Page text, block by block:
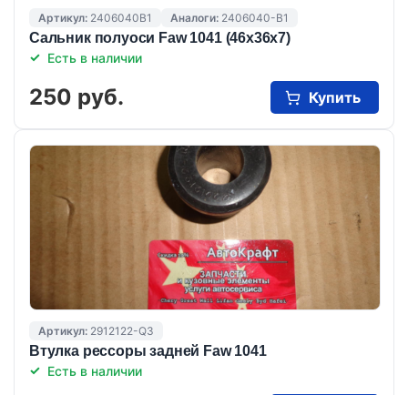
Артикул: 2406040B1 Аналоги: 2406040-B1
Сальник полуоси Faw 1041 (46x36x7)
Есть в наличии
250 руб. Купить
Артикул: 2912122-Q3
Втулка рессоры задней Faw 1041
Есть в наличии